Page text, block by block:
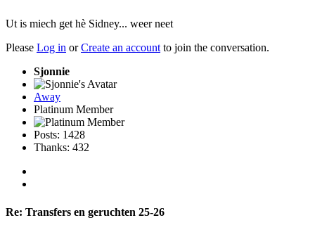
Ut is miech get hè Sidney... weer neet
Please Log in orCreate an account to join the conversation.
Sjonnie
Away
Platinum Member
Posts: 1428
Thanks: 432
Re: Transfers en geruchten 25-26